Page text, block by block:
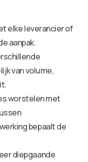
elke leverancier of
aanpak.
van volume,
worstelen met
bepaalt de
diepgaande